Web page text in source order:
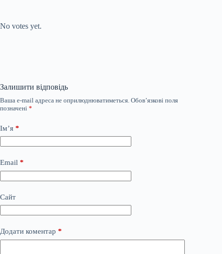
No votes yet.
Залишити відповідь
Ваша e-mail адреса не оприлюднюватиметься. Обов’язкові поля
позначені *
Ім’я *
Email *
Сайт
Додати коментар *